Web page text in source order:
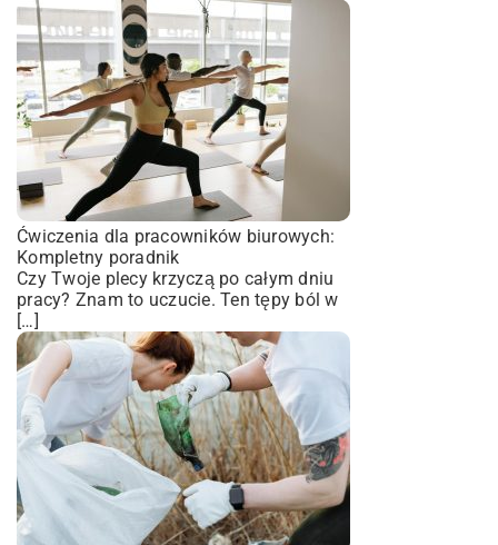
Ćwiczenia dla pracowników biurowych:
Kompletny poradnik
Czy Twoje plecy krzyczą po całym dniu
pracy? Znam to uczucie. Ten tępy ból w
[…]